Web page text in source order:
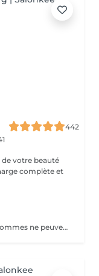
442
complète et
Veuillez noter que tous les services pour hommes ne peuvent PAS être réservés en ligne. Merci d'appeler ou de passer pour réserver ces derniers. Quiconque ne respecte pas cela et réserve un service pour femme à la place ou utilise le compte d'une femme pour bloquer du temps pour le service d'un homme sera bloqué de toutes les réservations futures.